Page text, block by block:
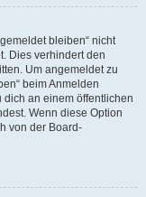
bleiben“ nicht
Dies verhindert den
Um angemeldet zu
beim Anmelden
an einem öffentlichen
Wenn diese Option
von der Board-